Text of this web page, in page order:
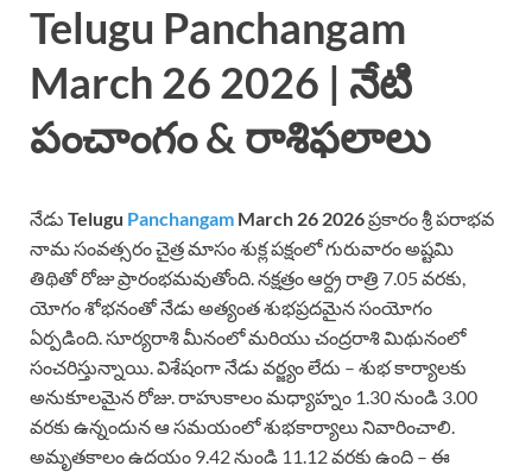
Telugu Panchangam
March 26 2026 | నేటి
పంచాంగం & రాశిఫలాలు
నేడు Telugu Panchangam March 26 2026ప్రకారం శ్రీ పరాభవ
నామ సంవత్సరం చైత్ర మాసం శుక్ల పక్షంలో గురువారం అష్టమి
తిథితో రోజు ప్రారంభమవుతోంది. నక్షత్రం ఆర్ద్ర రాత్రి 7.05 వరకు,
యోగం శోభనంతో నేడు అత్యంత శుభప్రదమైన సంయోగం
ఏర్పడింది. సూర్యరాశి మీనంలో మరియు చంద్రరాశి మిథునంలో
సంచరిస్తున్నాయి. విశేషంగా నేడు వర్జ్యం లేదు – శుభ కార్యాలకు
అనుకూలమైన రోజు. రాహుకాలం మధ్యాహ్నం 1.30 నుండి 3.00
వరకు ఉన్నందున ఆ సమయంలో శుభకార్యాలు నివారించాలి.
అమృతకాలం ఉదయం 9.42 నుండి 11.12 వరకు ఉంది – ఈ